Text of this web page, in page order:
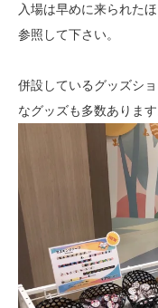
入場は早めに来られた
参照して下さい。
併設しているグッズシ
なグッズも多数あります